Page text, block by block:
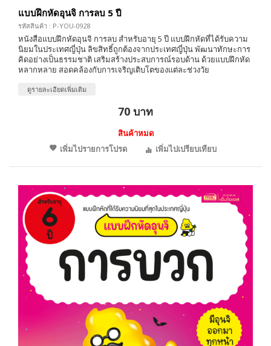
แบบฝึกหัดอุนจิ การลบ 5 ปี
รหัสสินค้า : P-YOU-0928
หนังสือแบบฝึกหัดอุนจิ การลบ สำหรับอายุ 5 ปี แบบฝึกหัดที่ได้รับความ
นิยมในประเทศญี่ปุ่น ลิขสิทธิ์ถูกต้องจากประเทศญี่ปุ่น พัฒนาทักษะการ
คิดอย่างเป็นธรรมชาติ เสริมสร้างประสบการณ์รอบด้าน ด้วยแบบฝึกหัด
หลากหลาย สอดคล้องกับการเจริญเติบโตของแต่ละช่วงวัย
ดูรายละเอียดเพิ่มเติม
70 บาท
สินค้าหมด
เพิ่มไปรายการโปรด
เพิ่มไปเปรียบเทียบ